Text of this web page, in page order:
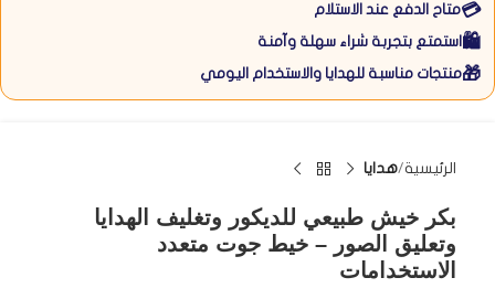
💳متاح الدفع عند الاستلام
🛍️ استمتع بتجربة شراء سهلة وآمنة
🎁منتجات مناسبة للهدايا والاستخدام اليومي
الرئيسية هدايا
بكر خيش طبيعي للديكور وتغليف الهدايا
وتعليق الصور – خيط جوت متعدد
الاستخدامات